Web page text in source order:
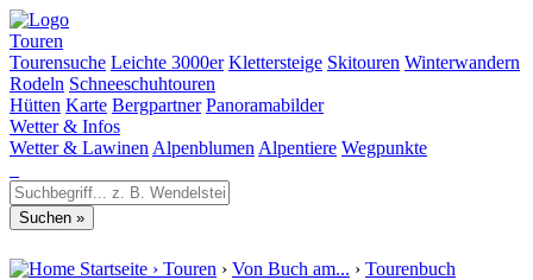
Touren
Tourensuche Leichte 3000er Klettersteige Skitouren Winterwandern
Rodeln Schneeschuhtouren
Hütten Karte Bergpartner Panoramabilder
Wetter & Infos
Wetter & Lawinen Alpenblumen Alpentiere Wegpunkte
Startseite › Touren › Von Buch am... › Tourenbuch